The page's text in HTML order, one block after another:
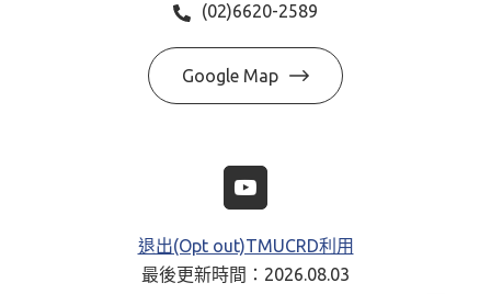
(02)6620-2589
Google Map
退出(Opt out)TMUCRD利用
最後更新時間：2026.08.03